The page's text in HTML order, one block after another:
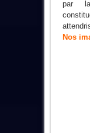
par
Nos